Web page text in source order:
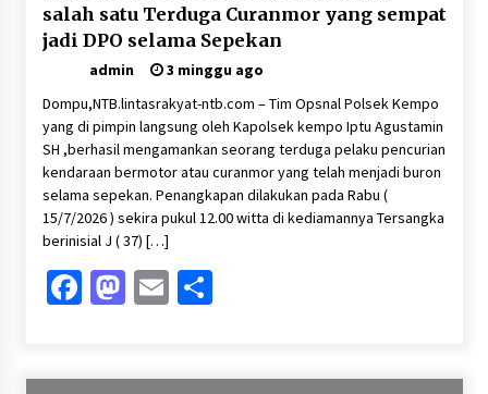
salah satu Terduga Curanmor yang sempat
jadi DPO selama Sepekan
admin
3 minggu ago
Dompu,NTB.lintasrakyat-ntb.com – Tim Opsnal Polsek Kempo
yang di pimpin langsung oleh Kapolsek kempo Iptu Agustamin
SH ,berhasil mengamankan seorang terduga pelaku pencurian
kendaraan bermotor atau curanmor yang telah menjadi buron
selama sepekan. Penangkapan dilakukan pada Rabu (
15/7/2026 ) sekira pukul 12.00 witta di kediamannya Tersangka
berinisial J ( 37) […]
Facebook
Mastodon
EmailShare